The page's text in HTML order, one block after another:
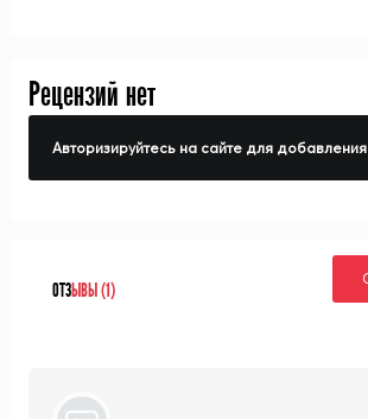
Рецензий нет
Авторизируйтесь на сайте для
ОТЗЫВЫ (1)